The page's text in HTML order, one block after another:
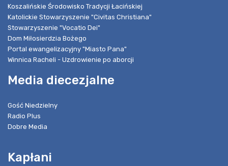
Koszalińskie Środowisko Tradycji Łacińskiej
Katolickie Stowarzyszenie "Civitas Christiana"
Stowarzyszenie "Vocatio Dei"
Dom Miłosierdzia Bożego
Portal ewangelizacyjny "Miasto Pana"
Winnica Racheli - Uzdrowienie po aborcji
Media diecezjalne
Gość Niedzielny
Radio Plus
Dobre Media
Kapłani